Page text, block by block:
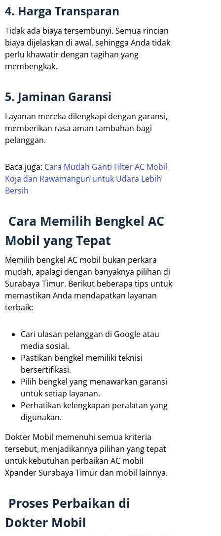
4. Harga Transparan
Tidak ada biaya tersembunyi. Semua rincian
biaya dijelaskan di awal, sehingga Anda tidak
perlu khawatir dengan tagihan yang
membengkak.
5. Jaminan Garansi
Layanan mereka dilengkapi dengan garansi,
memberikan rasa aman tambahan bagi
pelanggan.
Baca juga: Cara Mudah Ganti Filter AC Mobil
Koja dan Rawamangun untuk Udara Lebih
Bersih
Cara Memilih Bengkel AC
Mobil yang Tepat
Memilih bengkel AC mobil bukan perkara
mudah, apalagi dengan banyaknya pilihan di
Surabaya Timur. Berikut beberapa tips untuk
memastikan Anda mendapatkan layanan
terbaik:
Cari ulasan pelanggan di Google atau
media sosial.
Pastikan bengkel memiliki teknisi
bersertifikasi.
Pilih bengkel yang menawarkan garansi
untuk setiap layanan.
Perhatikan kelengkapan peralatan yang
digunakan.
Dokter Mobil memenuhi semua kriteria
tersebut, menjadikannya pilihan yang tepat
untuk kebutuhan perbaikan AC mobil
Xpander Surabaya Timur dan mobil lainnya.
Proses Perbaikan di
Dokter Mobil